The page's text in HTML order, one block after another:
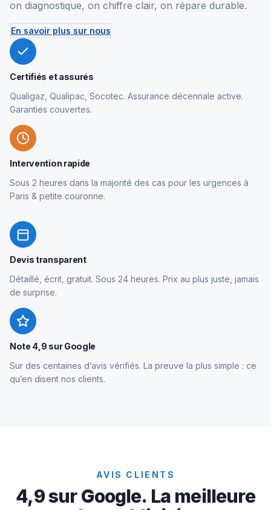
on diagnostique, on chiffre clair, on répare durable.
En savoir plus sur nous
Certifiés et assurés
Qualigaz, Qualipac, Socotec. Assurance décennale active.
Garanties couvertes.
Intervention rapide
Sous 2 heures dans la majorité des cas pour les urgences à
Paris & petite couronne.
Devis transparent
Détaillé, écrit, gratuit. Sous 24 heures. Prix au plus juste, jamais
de surprise.
Note 4,9 sur Google
Sur des centaines d’avis vérifiés. La preuve la plus simple : ce
qu’en disent nos clients.
AVIS CLIENTS
4,9 sur Google. La meilleure